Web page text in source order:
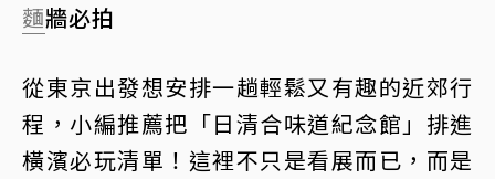
麵牆必拍
從東京出發想安排一趟輕鬆又有趣的近郊行
程，小編推薦把「日清合味道紀念館」排進
橫濱必玩清單！這裡不只是看展而已，而是